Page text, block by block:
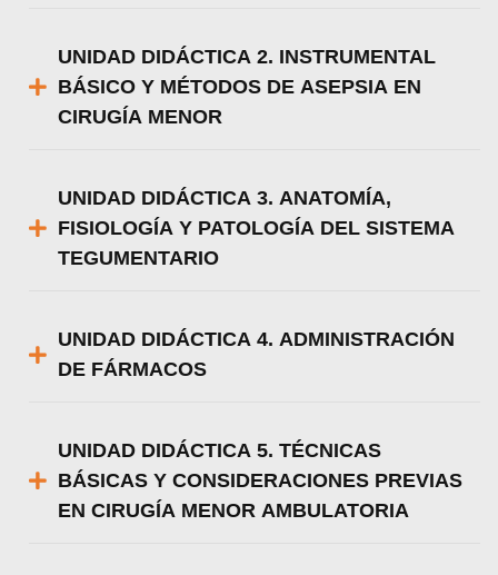
UNIDAD DIDÁCTICA 2. INSTRUMENTAL
BÁSICO Y MÉTODOS DE ASEPSIA EN
CIRUGÍA MENOR
UNIDAD DIDÁCTICA 3. ANATOMÍA,
FISIOLOGÍA Y PATOLOGÍA DEL SISTEMA
TEGUMENTARIO
UNIDAD DIDÁCTICA 4. ADMINISTRACIÓN
DE FÁRMACOS
UNIDAD DIDÁCTICA 5. TÉCNICAS
BÁSICAS Y CONSIDERACIONES PREVIAS
EN CIRUGÍA MENOR AMBULATORIA